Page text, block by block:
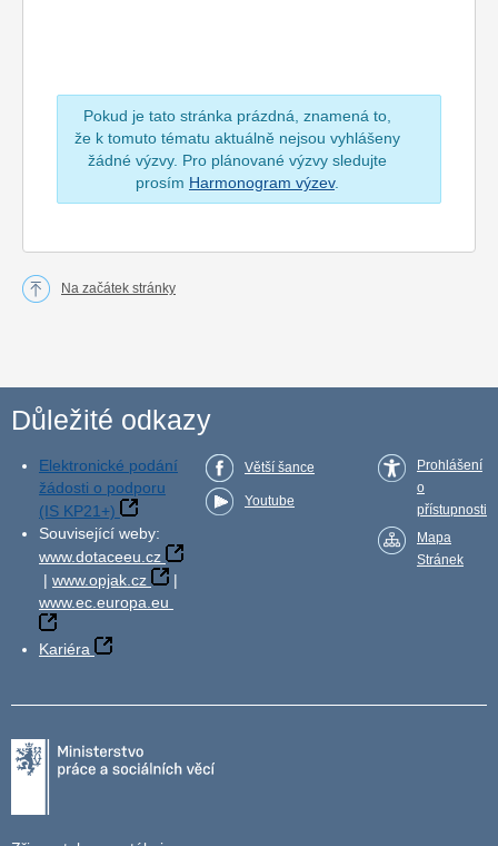
Pokud je tato stránka prázdná, znamená to,
že k tomuto tématu aktuálně nejsou vyhlášeny
žádné výzvy. Pro plánované výzvy sledujte
prosím Harmonogram výzev.
Na začátek stránky
Důležité odkazy
Elektronické podání
žádosti o podporu
(IS KP21+)
Související weby:
www.dotaceeu.cz
| www.opjak.cz
|
www.ec.europa.eu
Kariéra
Větší šance
Youtube
Prohlášení
o
přístupnosti
Mapa
Stránek